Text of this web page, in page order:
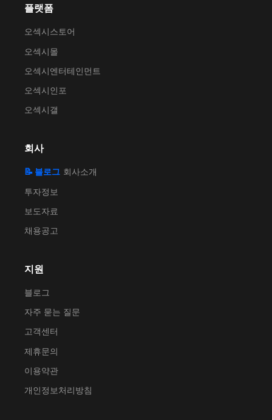
플랫폼
오섹시스토어
오섹시몰
오섹시엔터테인먼트
오섹시인포
오섹시갤
회사
📝 블로그 회사소개
투자정보
보도자료
채용공고
지원
블로그
자주 묻는 질문
고객센터
제휴문의
이용약관
개인정보처리방침